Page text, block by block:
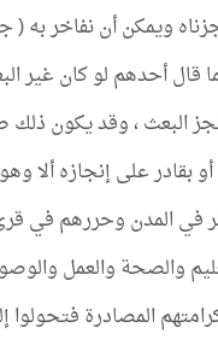
أنجزناه ويمكن أن
أحدهم لو كان غير
البعث ، وقد يكون
بقادر على إنجازه ألا
في المدن وحررهم في
والصحة والعمل
المصادرة